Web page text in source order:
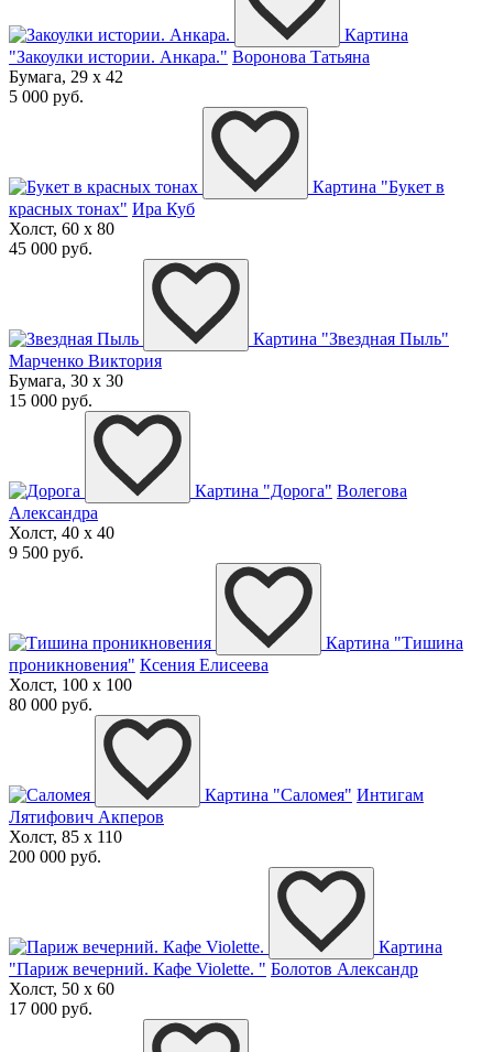
Картина
"Закоулки истории. Анкара." Воронова Татьяна
Бумага, 29 x 42
5 000 руб.
Картина "Букет в
красных тонах" Ира Куб
Холст, 60 x 80
45 000 руб.
Картина "Звездная Пыль"
Марченко Виктория
Бумага, 30 x 30
15 000 руб.
Картина "Дорога" Волегова
Александра
Холст, 40 x 40
9 500 руб.
Картина "Тишина
проникновения" Ксения Елисеева
Холст, 100 x 100
80 000 руб.
Картина "Саломея" Интигам
Лятифович Акперов
Холст, 85 x 110
200 000 руб.
Картина
"Париж вечерний. Кафе Violette. " Болотов Александр
Холст, 50 x 60
17 000 руб.